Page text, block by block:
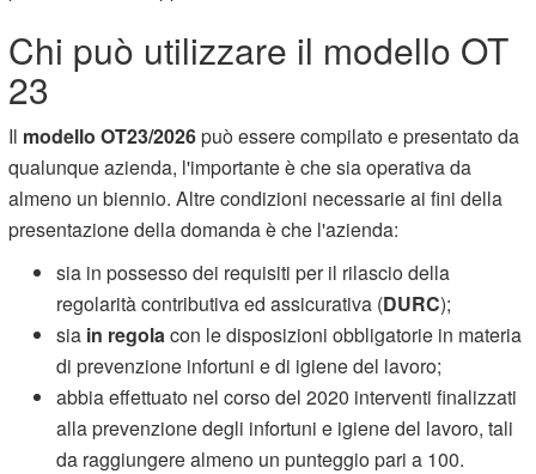
Chi può utilizzare il modello OT
23
Il modello OT23/2026può essere compilato e presentato da
qualunque azienda, l'importante è che sia operativa da
almeno un biennio. Altre condizioni necessarie ai fini della
presentazione della domanda è che l'azienda:
sia in possesso dei requisiti per il rilascio della
regolarità contributiva ed assicurativa (DURC);
sia in regola con le disposizioni obbligatorie in materia
di prevenzione infortuni e di igiene del lavoro;
abbia effettuato nel corso del 2020 interventi finalizzati
alla prevenzione degli infortuni e igiene del lavoro, tali
da raggiungere almeno un punteggio pari a 100.